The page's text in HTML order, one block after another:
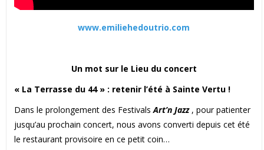
www.emiliehedoutrio.com
Un mot sur le Lieu du concert
« La Terrasse du 44 » : retenir l’été à Sainte Vertu !
Dans le prolongement des Festivals Art’n Jazz, pour patienter
jusqu’au prochain concert, nous avons converti depuis cet été
le restaurant provisoire en ce petit coin…